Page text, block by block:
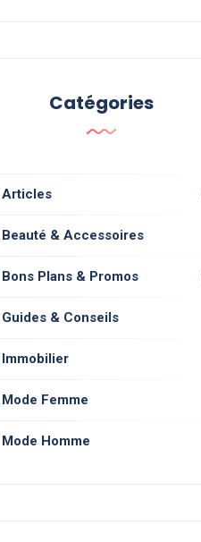
Catégories
Articles
Beauté & Accessoires
Bons Plans & Promos
Guides & Conseils
Immobilier
Mode Femme
Mode Homme